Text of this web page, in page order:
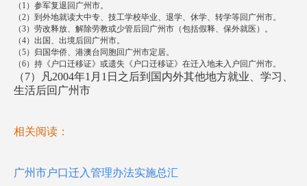
（1）参军复退回广州市。
（2）到外地就读大中专、技工学校毕业、退学、休学、转学等回广州市。
（3）劳改释放、解除劳教或少管后回广州市（包括假释、保外就医）。
（4）出国、出境后回广州市。
（5）归国华侨、港澳台同胞回广州市定居。
（6）持《户口迁移证》或遗失《户口迁移证》在迁入地未入户回广州市。
（7）凡2004年1月1日之后到国内外其他地方就业、学习、
生活后回广州市
相关阅读：
广州市户口迁入管理办法实施总汇